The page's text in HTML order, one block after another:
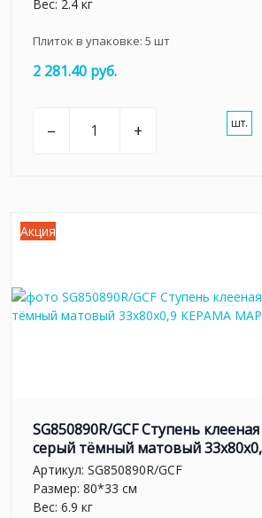
Вес: 2.4 кг
Плиток в упаковке: 5 шт
2 281.40 руб.
– + шт.
Акция
SG850890R/GCF Ступень
серый тёмный матовый
Артикул: SG850890R/GCF
Размер: 80*33 см
Вес: 6.9 кг